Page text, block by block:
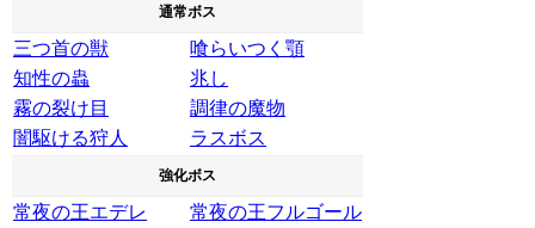
通常ボス
三つ首の獣
喰らいつく顎
知性の蟲
兆し
霧の裂け目
調律の魔物
闇駆ける狩人
ラスボス
強化ボス
常夜の王エデレ
常夜の王フルゴール